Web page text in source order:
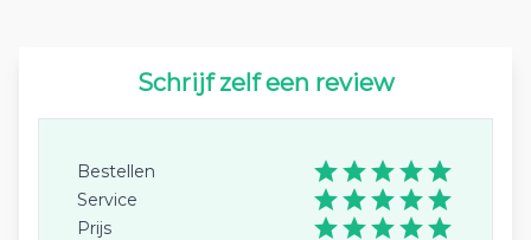
Schrijf zelf een review
Bestellen
Service
Prijs